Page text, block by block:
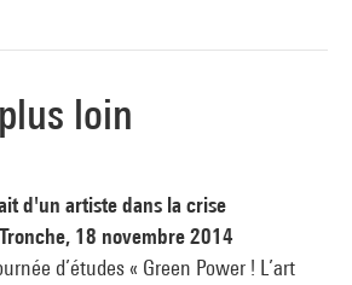
loin
d'un artiste dans la crise
18 novembre 2014
d’études « Green Power ! L’art